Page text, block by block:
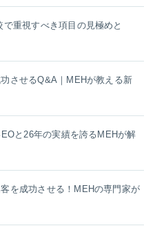
重視すべき項目の見極めと
させるQ&A｜MEHが教える新
と26年の実績を誇るMEHが解
を成功させる！MEHの専門家が